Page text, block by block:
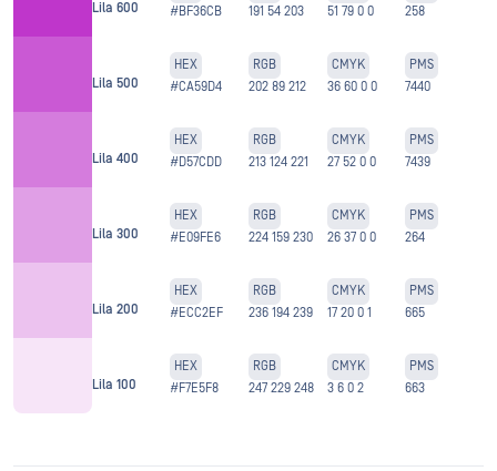
Lila 600
#BF36CB
191 54 203
51 79 0 0
258
Lila 500
HEX
#CA59D4
RGB
202 89 212
CMYK
36 60 0 0
PMS
7440
Lila 400
HEX
#D57CDD
RGB
213 124 221
CMYK
27 52 0 0
PMS
7439
Lila 300
HEX
#E09FE6
RGB
224 159 230
CMYK
26 37 0 0
PMS
264
Lila 200
HEX
#ECC2EF
RGB
236 194 239
CMYK
17 20 0 1
PMS
665
Lila 100
HEX
#F7E5F8
RGB
247 229 248
CMYK
3 6 0 2
PMS
663